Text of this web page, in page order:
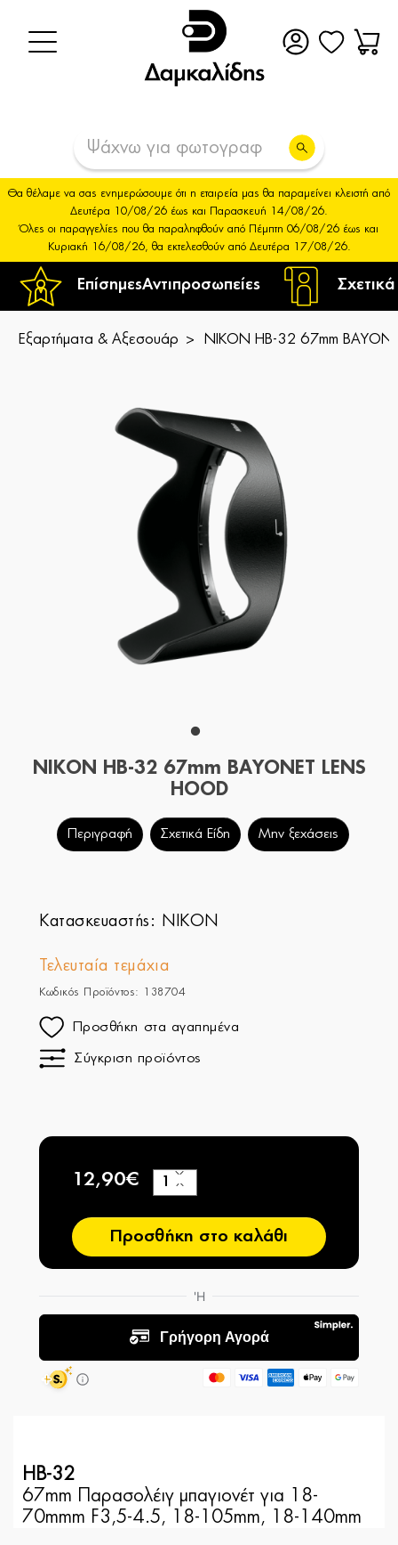
ΕπίσημεςΑντιπροσωπείες
Θα θέλαμε να σας ενημερώσουμε ότι η εταιρεία μας θα παραμείνει κλειστή από
Δευτέρα 10/08/26 έως και Παρασκευή 14/08/26.
Όλες οι παραγγελίες που θα παραληφθούν από Πέμπτη 06/08/26 έως και
Κυριακή 16/08/26, θα εκτελεσθούν από Δευτέρα 17/08/26.
Εξαρτήματα & Αξεσουάρ NIKON HB-32 67mm
NIKON HB-32 67mm BAYONET LENS
HOOD
Περιγραφή Σχετικά Είδη Μην ξεχάσεις
Κατασκευαστής: NIKON
Τελευταία τεμάχια
Κωδικός Προϊόντος: 138704
Προσθήκη στα αγαπημένα
Σύγκριση προϊόντος
12,90€
−
+
Προσθήκη στο καλάθι
HB-32
67mm Παρασολέιγ μπαγιονέτ για 18-
70mmm F3,5-4.5, 18-105mm, 18-140mm